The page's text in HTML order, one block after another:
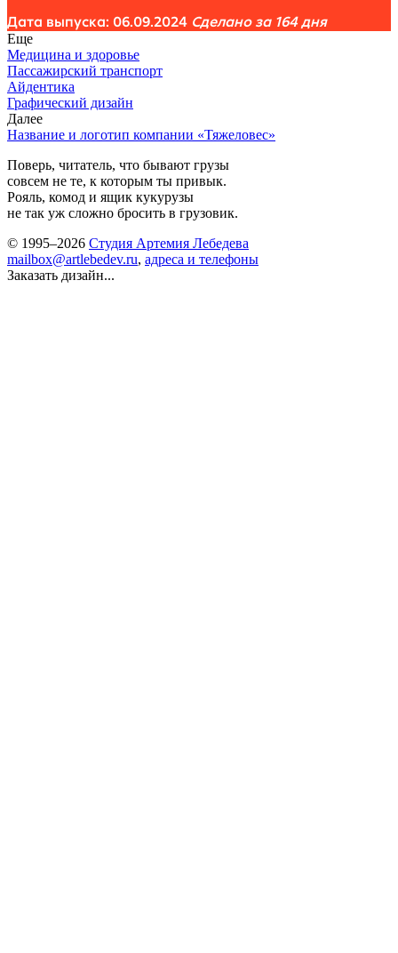
Дата выпуска: 06.09.2024 Сделано за 164 дня
Еще
Медицина и здоровье
Пассажирский транспорт
Айдентика
Графический дизайн
Далее
Название и логотип компании «Тяжеловес»
Поверь, читатель, что бывают грузы
совсем не те, к которым ты привык.
Рояль, комод и ящик кукурузы
не так уж сложно бросить в грузовик.
© 1995–2026 Студия Артемия Лебедева
mailbox@artlebedev.ru, адреса и телефоны
Заказать дизайн...